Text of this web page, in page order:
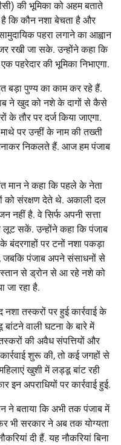
की भूमिका को अहम बताते
है कि कौन नशा बेचता है और
पहरा लगाने का आह्वान
रखी जा सके. उन्होंने कहा कि
पहरेदार की भूमिका निभाएगा.
बड़ा पुण्य का काम कर रहे हैं.
ने खुद को नशे के दागों से कैसे
के तौर पर दर्ज किया जाएगा.
पर उन्हीं के नाम की तख्ती
निकलते हैं. आज हम पंजाब
मान ने कहा कि पहले के नेता
को संरक्षण देते थे. अकाली दल
नहीं है. वे सिर्फ अपनी सत्ता
लूट सकें. उन्होंने कहा कि पंजाब
बंदरगाहों पर टनों नशा पकड़ा
जबकि पंजाब अपने संसाधनों से
से ड्रोन से आ रहे नशे को
जा रहा है.
तस्करों पर हुई कार्रवाई के
वाली घटना के बारे में
की अवैध संपत्तियों और
शुरू की, तो कई जगहों से
खुशी में लड्डू बांट रही
अपराधियों पर कार्रवाई हुई.
ने बताया कि अभी तक पंजाब में
भी सरकार ने अब तक योग्यता
दी हैं. यह नौकरियां बिना